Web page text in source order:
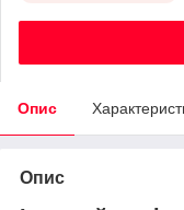
Опис
Опис